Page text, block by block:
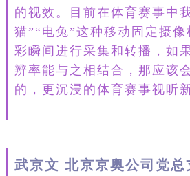
的视效。目前在体育赛事中
猫”“电兔”这种移动固定摄
彩瞬间进行采集和转播，如
辨率能与之相结合，那应该
的，更沉浸的体育赛事视听
武京文 北京京奥公司党总